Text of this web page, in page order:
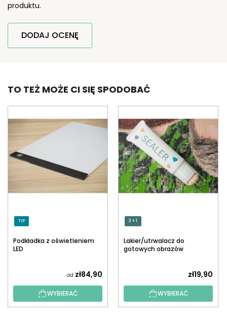
produktu.
DODAJ OCENĘ
TO TEŻ MOŻE CI SIĘ SPODOBAĆ
TIP
Podkładka z oświetleniem
LED
od zł84,90
WYBIERAĆ
3 + 1
Lakier/utrwalacz do
gotowych obrazów
zł19,90
WYBIERAĆ